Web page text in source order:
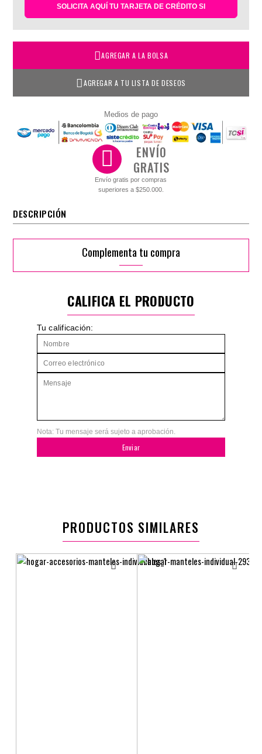
SOLICITA AQUÍ TU TARJETA DE CRÉDITO SI
AGREGAR A LA BOLSA
AGREGAR A TU LISTA DE DESEOS
Medios de pago
ENVÍO
GRATIS
Envío gratis por compras
superiores a $250.000.
DESCRIPCIÓN
Complementa tu compra
CALIFICA EL PRODUCTO
Tu calificación:
Nota: Tu mensaje será sujeto a aprobación.
Enviar
PRODUCTOS SIMILARES